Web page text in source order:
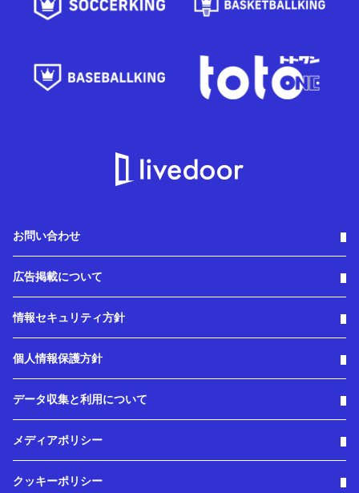
お問い合わせ
広告掲載について
情報セキュリティ方針
個人情報保護方針
データ収集と利用について
メディアポリシー
クッキーポリシー